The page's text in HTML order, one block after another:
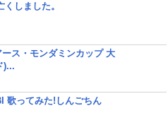
くしました。
ース・モンダミンカップ 大
)...
歌ってみた!しんごちん